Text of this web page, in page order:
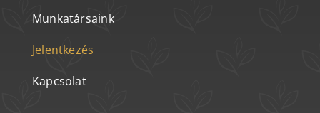
Munkatársaink
Jelentkezés
Kapcsolat